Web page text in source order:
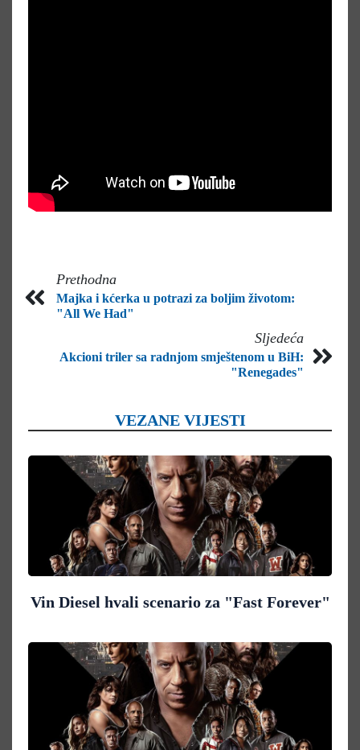
Prethodna
Majka i kćerka u potrazi za boljim životom:
"All We Had"
Sljedeća
Akcioni triler sa radnjom smještenom u BiH:
"Renegades"
VEZANE VIJESTI
Vin Diesel hvali scenario za "Fast Forever"